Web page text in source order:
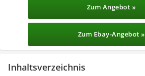
Zum Angebot »
Zum Ebay-Angebot »
Inhaltsverzeichnis